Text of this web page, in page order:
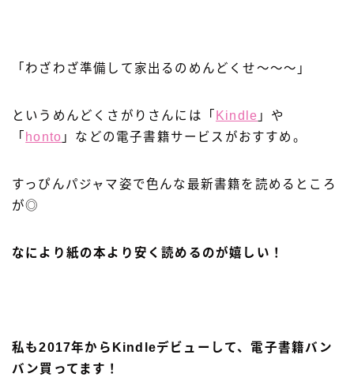
「わざわざ準備して家出るのめんどくせ～～～」
というめんどくさがりさんには「 Kindle 」や
「 honto 」などの電子書籍サービスがおすすめ。
すっぴんパジャマ姿で色んな最新書籍を読めるところ
が◎
なにより紙の本より安く読めるのが嬉しい！
私も2017年からKindleデビューして、電子書籍バン
バン買ってます！